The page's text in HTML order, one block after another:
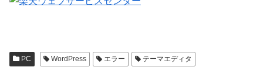
PC WordPress エラー テーマエディタ